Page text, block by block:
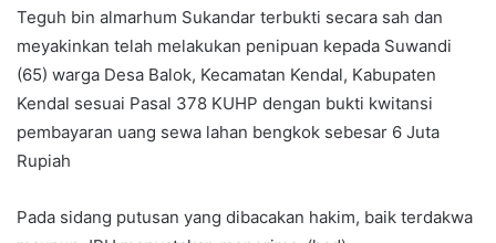
Teguh bin almarhum Sukandar terbukti secara sah dan
meyakinkan telah melakukan penipuan kepada Suwandi
(65) warga Desa Balok, Kecamatan Kendal, Kabupaten
Kendal sesuai Pasal 378 KUHP dengan bukti kwitansi
pembayaran uang sewa lahan bengkok sebesar 6 Juta
Rupiah
Pada sidang putusan yang dibacakan hakim, baik terdakwa